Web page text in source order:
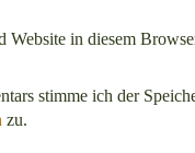
in diesem
stimme ich der
zu.